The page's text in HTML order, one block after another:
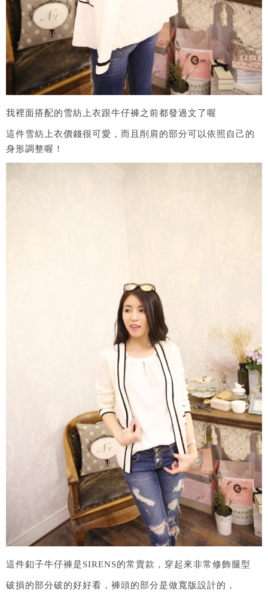
我裡面搭配的雪紡上衣跟牛仔褲之前都發過文了喔
這件雪紡上衣價錢很可愛，而且削肩的部分可以依照自己的
身形調整喔！
這件釦子牛仔褲是SIRENS的常賣款，穿起來非常修飾腿型
破損的部分破的好好看，褲頭的部分是做寬版設計的，